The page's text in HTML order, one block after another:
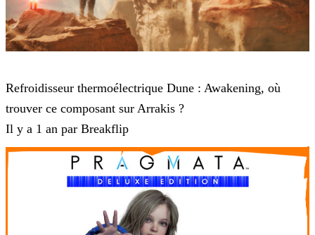
Refroidisseur thermoélectrique Dune : Awakening, où
trouver ce composant sur Arrakis ?
Il y a 1 an par Breakflip